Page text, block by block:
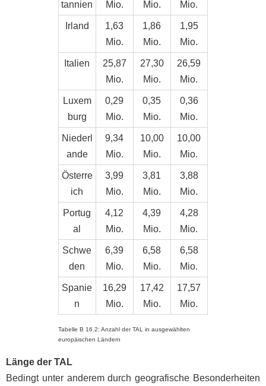
tannien Mio. Mio. Mio.
Irland
1,63
Mio.
1,86
Mio.
1,95
Mio.
Italien
25,87
Mio.
27,30
Mio.
26,59
Mio.
Luxem
burg
0,29
Mio.
0,35
Mio.
0,36
Mio.
Niederl
ande
9,34
Mio.
10,00
Mio.
10,00
Mio.
Österre
ich
3,99
Mio.
3,81
Mio.
3,88
Mio.
Portug
al
4,12
Mio.
4,39
Mio.
4,28
Mio.
Schwe
den
6,39
Mio.
6,58
Mio.
6,58
Mio.
Spanie
n
16,29
Mio.
17,42
Mio.
17,57
Mio.
Tabelle B 16.2: Anzahl der TAL in ausgewählten
europäischen Ländern
Länge der TAL
Bedingt unter anderem durch geografische Besonderheiten